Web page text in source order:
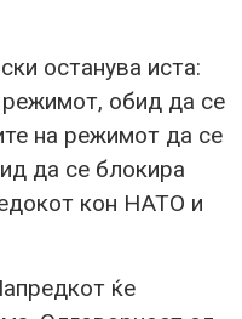
останува иста:
обид да се
на режимот да се
да се блокира
кон НАТО и
ќе